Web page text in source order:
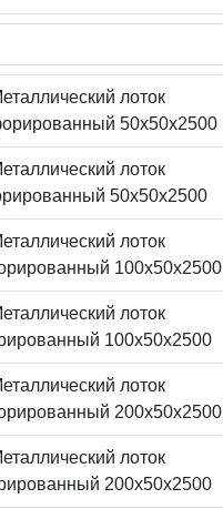
лоток
50x50x2500
лоток
50x50x2500
лоток
100x50x2500
лоток
100x50x2500
лоток
200x50x2500
лоток
200x50x2500